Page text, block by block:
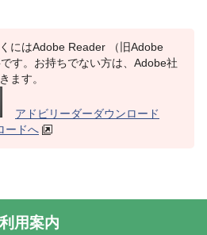
にはAdobe Reader （旧Adobe
す。お持ちでない方は、Adobe社
ます。
アドビリーダーダウンロード
ードへ
利用案内